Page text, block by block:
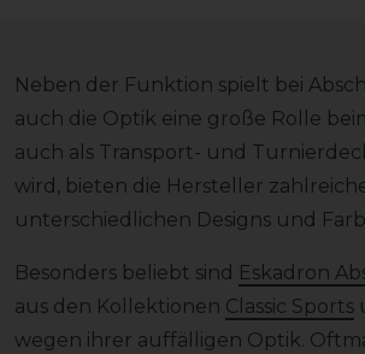
Neben der Funktion spielt bei
auch die Optik eine große Rolle
auch als Transport- und
wird, bieten die Hersteller
unterschiedlichen Designs und
Besonders beliebt sind Eskadron
aus den Kollektionen Classic Sports
wegen ihrer auffälligen Optik.